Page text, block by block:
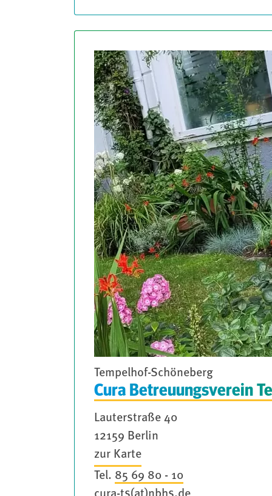
Tempelhof-Schöneberg
Cura Betreuungsverein
Lauterstraße 40
12159 Berlin
zur Karte
Tel. 85 69 80 - 10